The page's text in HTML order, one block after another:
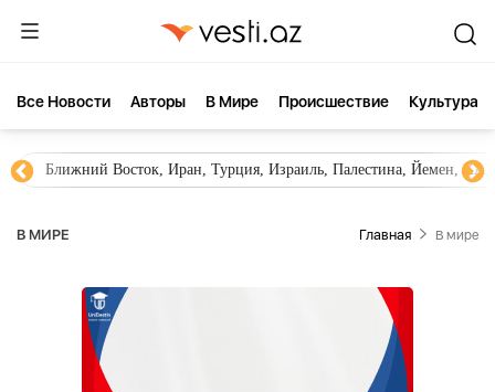
Все Новости Aвторы В Мире Происшествие Культура
Ближний Восток, Иран, Турция, Израиль, Палестина, Йемен,
В МИРЕ Главная В мире